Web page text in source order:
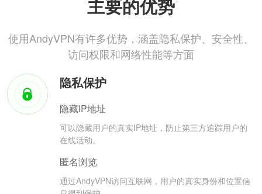
主要的优势
使用AndyVPN有许多优势，涵盖隐私保护、安全性、
访问权限和网络性能等方面
隐私保护
隐藏IP地址
可以隐藏用户的真实IP地址，防止第三方追踪用户的
在线活动。
匿名浏览
通过AndyVPN访问互联网，用户的真实身份和位置信